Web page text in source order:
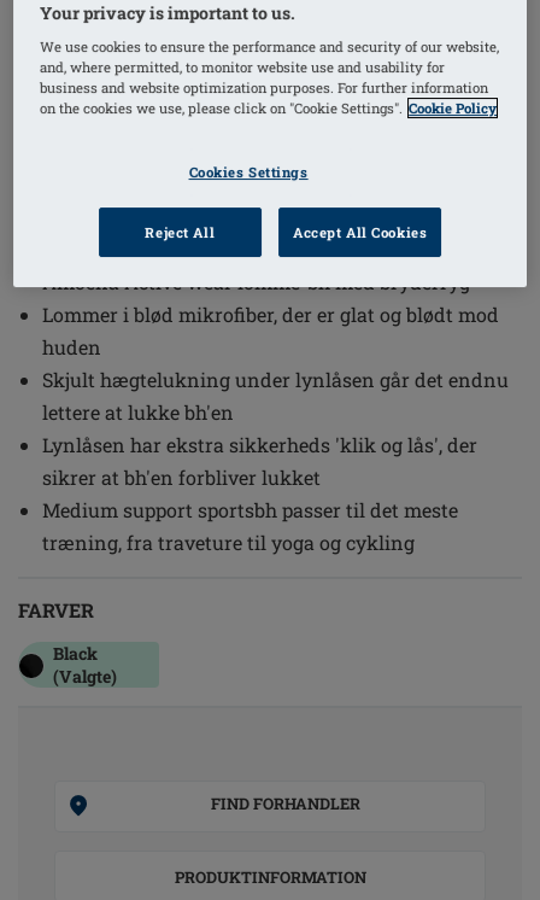
Ref. nr: 44070 Gloria SB FC
Amoena Active wear lomme-bh med bryderryg
Lommer i blød mikrofiber, der er glat og blødt mod
huden
Skjult hægtelukning under lynlåsen går det endnu
lettere at lukke bh'en
Lynlåsen har ekstra sikkerheds 'klik og lås', der
sikrer at bh'en forbliver lukket
Medium support sportsbh passer til det meste
træning, fra traveture til yoga og cykling
FARVER
Black
(Valgte)
FIND FORHANDLER
PRODUKTINFORMATION
Your privacy is important to us.
We use cookies to ensure the performance and security of our website,
and, where permitted, to monitor website use and usability for
business and website optimization purposes. For further information
on the cookies we use, please click on "Cookie Settings". Cookie Policy
Cookies Settings
Reject All Accept All Cookies